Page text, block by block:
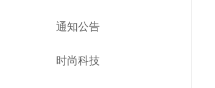
通知公告
时尚科技